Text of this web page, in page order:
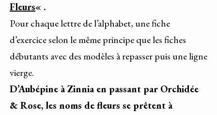
Fleurs« .
Pour chaque lettre de l’alphabet, une fiche
d’exercice selon le même principe que les fiches
débutants avec des modèles à repasser puis une ligne
vierge.
D’Aubépine à Zinnia en passant par Orchidée
& Rose, les noms de fleurs se prêtent à